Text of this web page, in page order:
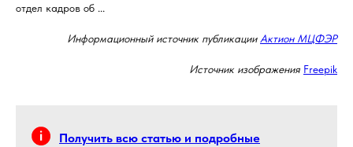
отдел кадров об ...
Информационный источник публикации Актион МЦФЭР
Источник изображения Freepik
Получить всю статью и подробные